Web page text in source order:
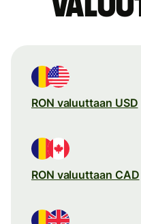
RON valuuttaan USD
RON valuuttaan CAD